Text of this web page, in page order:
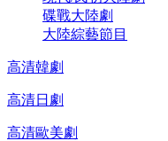
碟戰大陸劇
大陸綜藝節目
高清韓劇
高清日劇
高清歐美劇